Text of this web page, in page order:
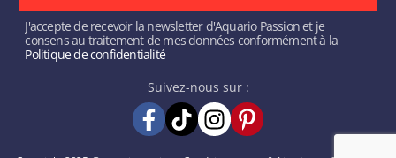
J'accepte de recevoir la newsletter d'Aquario Passion et je
consens au traitement de mes données conformément à la
Politique de confidentialité
Suivez-nous sur :